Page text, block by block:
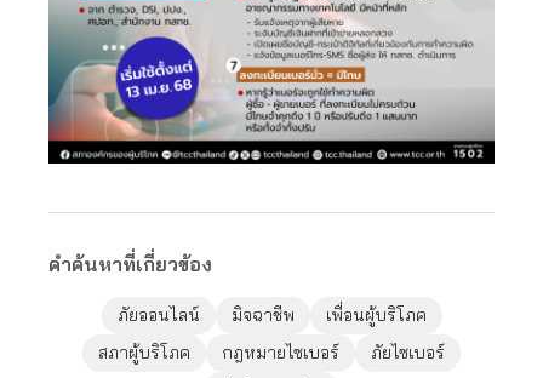
คำค้นหาที่เกี่ยวข้อง
ภัยออนไลน์ มิจฉาชีพ
เพื่อนผู้บริโภค
สภาผู้บริโภค
กฎหมายไซเบอร์
ภัยไซเบอร์